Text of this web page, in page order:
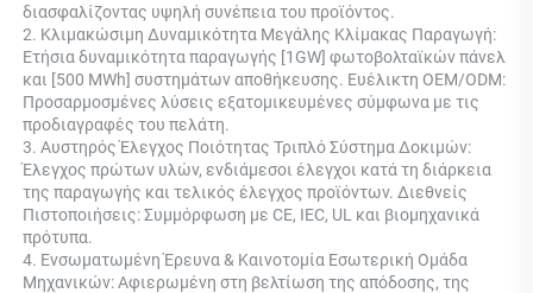
διασφαλίζοντας υψηλή συνέπεια του προϊόντος.
2. Κλιμακώσιμη Δυναμικότητα Μεγάλης Κλίμακας Παραγωγή:
Ετήσια δυναμικότητα παραγωγής [1GW] φωτοβολταϊκών πάνελ
και [500 MWh] συστημάτων αποθήκευσης. Ευέλικτη OEM/ODM:
Προσαρμοσμένες λύσεις εξατομικευμένες σύμφωνα με τις
προδιαγραφές του πελάτη.
3. Αυστηρός Έλεγχος Ποιότητας Τριπλό Σύστημα Δοκιμών:
Έλεγχος πρώτων υλών, ενδιάμεσοι έλεγχοι κατά τη διάρκεια
της παραγωγής και τελικός έλεγχος προϊόντων. Διεθνείς
Πιστοποιήσεις: Συμμόρφωση με CE, IEC, UL και βιομηχανικά
πρότυπα.
4. Ενσωματωμένη Έρευνα & Καινοτομία Εσωτερική Ομάδα
Μηχανικών: Αφιερωμένη στη βελτίωση της απόδοσης, της